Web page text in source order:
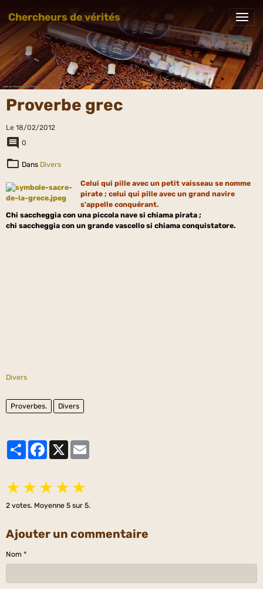
Chercheurs de vérités
Proverbe grec
Le 18/02/2012
0
Dans Divers
Celui qui pille avec un petit vaisseau se nomme
pirate ; celui qui pille avec un grand navire
s'appelle conquérant.
Chi saccheggia con una piccola nave si chiama pirata ;
chi saccheggia con un grande vascello si chiama conquistatore.
Divers
Proverbes. Divers
PartagerFacebook
★ ★ ★ ★ ★
2 votes. Moyenne 5 sur 5.
Ajouter un commentaire
Nom